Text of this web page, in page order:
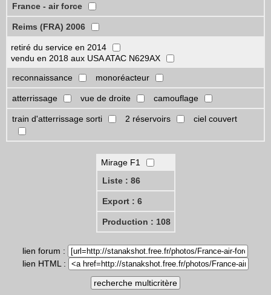
France - air force
Reims (FRA) 2006
retiré du service en 2014
vendu en 2018 aux USA ATAC N629AX
reconnaissance
monoréacteur
atterrissage vue de droite camouflage
train d'atterrissage sorti 2 réservoirs ciel couvert
Mirage F1
Liste : 86
Export : 6
Production : 108
lien forum :
lien HTML :